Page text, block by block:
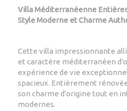
Villa Méditerranéenne
Style Moderne et Charme
Cette villa impressionnante
et caractère méditerranéen
expérience de vie
spacieux. Entièrement
son charme d'origine tout en
modernes.